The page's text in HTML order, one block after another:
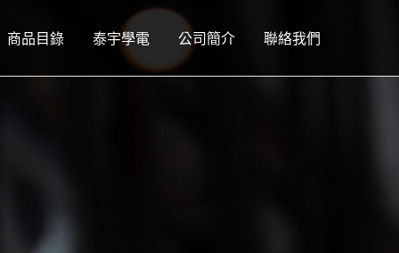
商品目錄 泰宇學電 公司簡介 聯絡我們